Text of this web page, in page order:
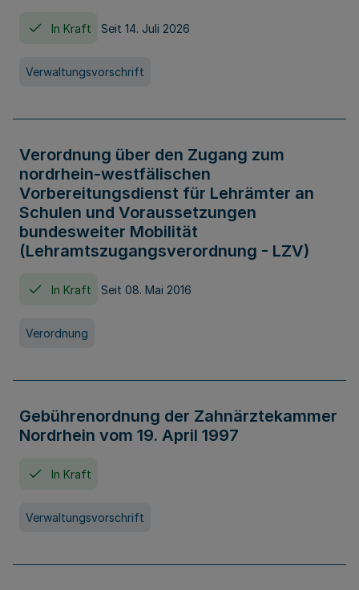
In Kraft Seit 14. Juli 2026
Verwaltungsvorschrift
Verordnung über den Zugang zum
nordrhein-westfälischen
Vorbereitungsdienst für Lehrämter an
Schulen und Voraussetzungen
bundesweiter Mobilität
(Lehramtszugangsverordnung - LZV)
In Kraft Seit 08. Mai 2016
Verordnung
Gebührenordnung der Zahnärztekammer
Nordrhein vom 19. April 1997
In Kraft
Verwaltungsvorschrift